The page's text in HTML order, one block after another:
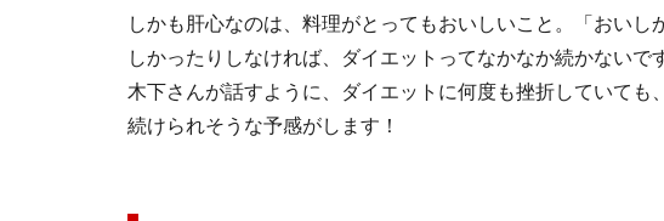
しかも肝心なのは、料理がとってもおいしいこと。「おいし
しかったりしなければ、ダイエットってなかなか続かないで
木下さんが話すように、ダイエットに何度も挫折していても
続けられそうな予感がします！